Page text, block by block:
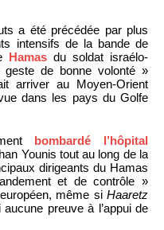
a été précédée par plus
intensifs de la bande de
Hamas du soldat israélo-
geste de bonne volonté »
arriver au Moyen-Orient
dans les pays du Golfe
bombardé l’hôpital
Younis tout au long de la
dirigeants du Hamas
et de contrôle »
même si Haaretz
aucune preuve à l’appui de